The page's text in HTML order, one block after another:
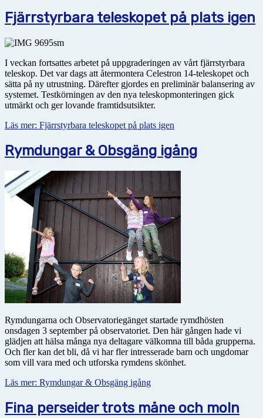
Fjärrstyrbara teleskopet på plats igen
I veckan fortsattes arbetet på uppgraderingen av vårt fjärrstyrbara
teleskop. Det var dags att återmontera Celestron 14-teleskopet och
sätta på ny utrustning. Därefter gjordes en preliminär balansering av
systemet. Testkörningen av den nya teleskopmonteringen gick
utmärkt och ger lovande framtidsutsikter.
Läs mer: Fjärrstyrbara teleskopet på plats igen
Rymdungar & Obsgäng igång
Rymdungarna och Observatoriegänget startade rymdhösten
onsdagen 3 september på observatoriet. Den här gången hade vi
glädjen att hälsa många nya deltagare välkomna till båda grupperna.
Och fler kan det bli, då vi har fler intresserade barn och ungdomar
som vill vara med och utforska rymdens skönhet.
Läs mer: Rymdungar & Obsgäng igång
Fina perseider trots måne och moln